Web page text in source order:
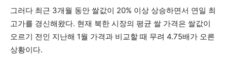
그러다 최근 3개월 동안 쌀값이 20% 이상 상승하면서 연일 최
고가를 경신해왔다. 현재 북한 시장의 평균 쌀 가격은 쌀값이
오르기 전인 지난해 1월 가격과 비교할 때 무려 4.75배가 오른
상황이다.